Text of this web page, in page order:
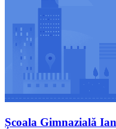
Școala Gimnazială